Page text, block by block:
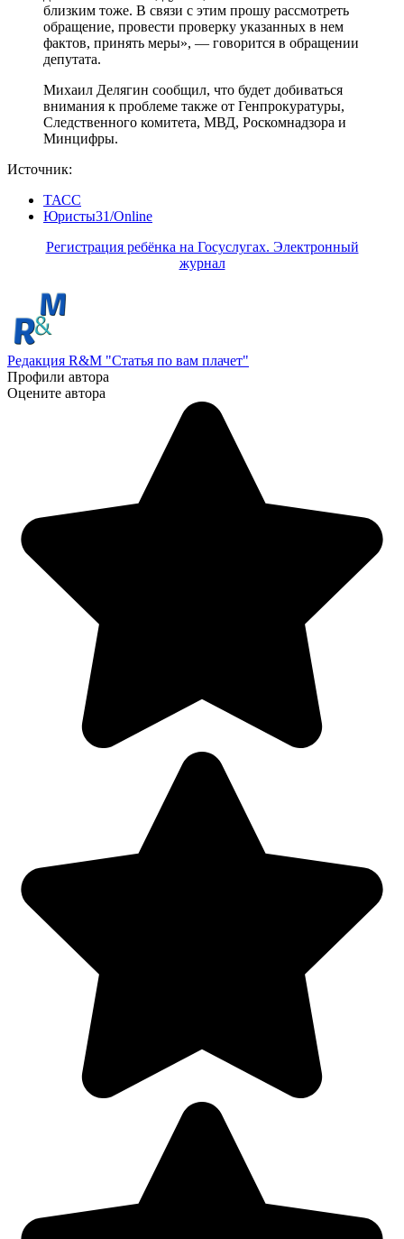
близким тоже. В связи с этим прошу рассмотреть
обращение, провести проверку указанных в нем
фактов, принять меры», — говорится в обращении
депутата.
Михаил Делягин сообщил, что будет добиваться
внимания к проблеме также от Генпрокуратуры,
Следственного комитета, МВД, Роскомнадзора и
Минцифры.
Источник:
ТАСС
Юристы31/Online
Регистрация ребёнка на Госуслугах. Электронный
журнал
Редакция R&M "Статья по вам плачет"
Профили автора
Оцените автора